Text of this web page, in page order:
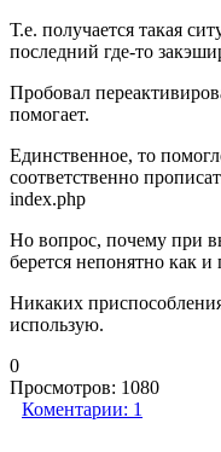
Т.е. получается такая
последний где-то
Пробовал
помогает.
Единственное, то
соответственно
index.php
Но вопрос, почему при
берется непонятно как
Никаких
использую.
0
Просмотров: 1080
Коментарии: 1